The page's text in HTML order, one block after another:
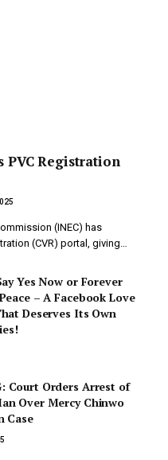
PVC Registration
(INEC) has
(CVR) portal, giving…
Yes Now or Forever
– A Facebook Love
Deserves Its Own
Court Orders Arrest of
Over Mercy Chinwo
Case